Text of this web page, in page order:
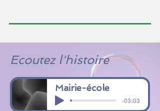
Ecoutez l'histoire
Mairie-école
-03:03